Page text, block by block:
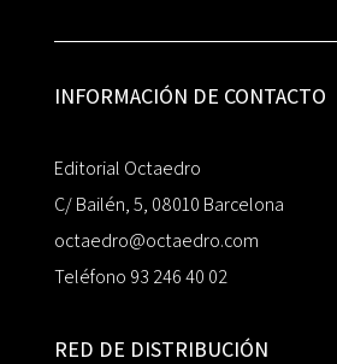
INFORMACIÓN DE CONTACTO
Editorial Octaedro
C/ Bailén, 5, 08010 Barcelona
octaedro@octaedro.com
Teléfono 93 246 40 02
RED DE DISTRIBUCIÓN